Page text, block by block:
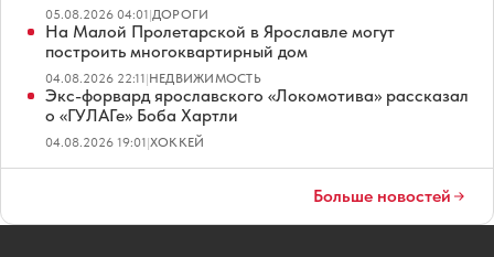
05.08.2026 04:01|ДОРОГИ
На Малой Пролетарской в Ярославле могут
построить многоквартирный дом
04.08.2026 22:11|НЕДВИЖИМОСТЬ
Экс-форвард ярославского «Локомотива» рассказал
о «ГУЛАГе» Боба Хартли
04.08.2026 19:01|ХОККЕЙ
Больше новостей